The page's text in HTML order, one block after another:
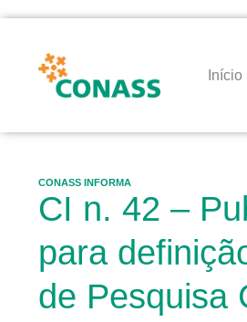
Início
CONASS INFORMA
CI n. 42 –
para
de Pesquisa